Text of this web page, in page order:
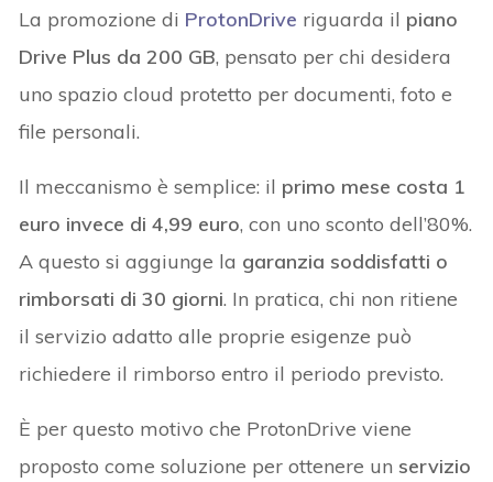
La promozione di ProtonDrive riguarda il piano
Drive Plus da 200 GB, pensato per chi desidera
uno spazio cloud protetto per documenti, foto e
file personali.
Il meccanismo è semplice: il primo mese costa 1
euro invece di 4,99 euro, con uno sconto dell’80%.
A questo si aggiunge la garanzia soddisfatti o
rimborsati di 30 giorni. In pratica, chi non ritiene
il servizio adatto alle proprie esigenze può
richiedere il rimborso entro il periodo previsto.
È per questo motivo che ProtonDrive viene
proposto come soluzione per ottenere un servizio